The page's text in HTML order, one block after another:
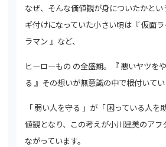
なぜ、そんな価値観が身についたかと
ギ付けになっていた小さい頃は『 仮面
ラマン 』など、
ヒーローもの の全盛期。『 悪いヤツを
る 』その想いが無意識の中で根付いてい
「 弱い人を守る 」が「 困っている人を
値観となり、この考えが小川建美のアフ
ながっています。